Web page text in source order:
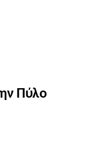
Πύλο